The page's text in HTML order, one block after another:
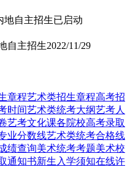
地自主招生已启动
自主招生2022/11/29
章程艺术类招生章程高考招
时间艺术类统考大纲艺考人
艺考文化课各院校高考录取
业分数线艺术类统考合格线
绩查询美术统考考题美术校
通知书新生入学须知在线许